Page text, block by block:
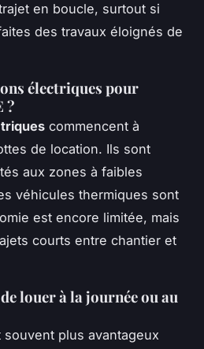
en boucle, surtout si
des travaux éloignés de
électriques pour
?
commencent à
de location. Ils sont
aux zones à faibles
véhicules thermiques sont
est encore limitée, mais
courts entre chantier et
louer à la journée ou au
plus avantageux